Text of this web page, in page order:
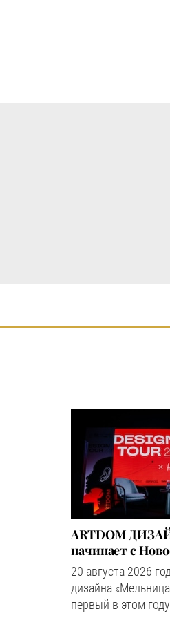
ARTDOM
начинает с
20 августа 2026
дизайна
первый в этом